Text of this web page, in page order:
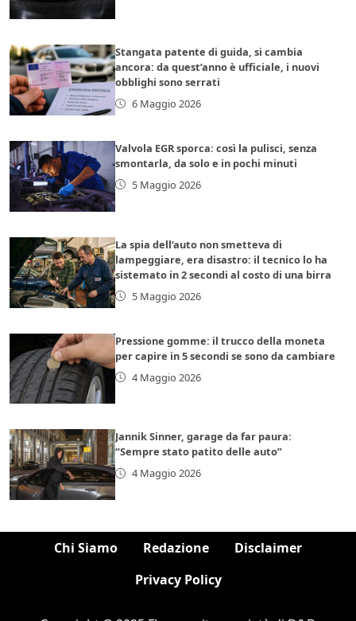
Stangata patente di guida, si cambia
ancora: da quest’anno è ufficiale, i nuovi
obblighi sono serrati
6 Maggio 2026
Valvola EGR sporca: così la pulisci, senza
smontarla, da solo e in pochi minuti
5 Maggio 2026
La spia dell’auto non smetteva di
lampeggiare, era disastro: il tecnico lo ha
sistemato in 2 secondi al costo di una birra
5 Maggio 2026
Pressione gomme: il trucco della moneta
per capire in 5 secondi se sono da cambiare
4 Maggio 2026
Jannik Sinner, garage da far paura:
“Sempre stato patito delle auto”
4 Maggio 2026
Chi Siamo Redazione
Disclaimer
Privacy Policy